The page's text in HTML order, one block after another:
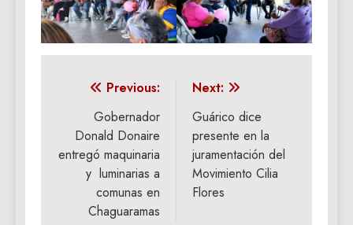
Navegación
entradas
Previous:
Gobernador
Donald Donaire
entregó maquinaria
y luminarias a
comunas en
Chaguaramas
Next:
Guárico dice
presente en la
juramentación del
Movimiento Cilia
Flores